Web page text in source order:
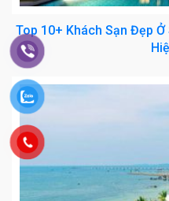
Top 10+ Khách Sạn Đẹp